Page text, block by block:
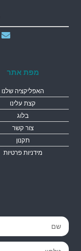
מפת אתר
האפליקציה שלנו
קצת עלינו
בלוג
צור קשר
תקנון
מידניות פרטיות